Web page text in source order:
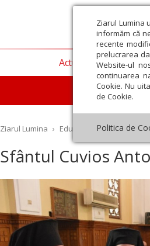
Ziarul Lumina
informăm că
recente
prelucrarea
Website-ul
continuarea
Cookie. Nu
de Cookie.
Politica de
Actualitate religioasă
Ziarul Lumina › Educaţie și Cultură ›
Sfântul Cuvios